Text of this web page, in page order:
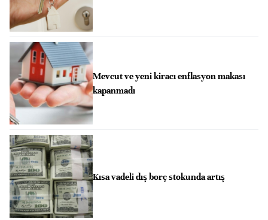
Mevcut ve yeni kiracı enflasyon makası
kapanmadı
Kısa vadeli dış borç stokunda artış